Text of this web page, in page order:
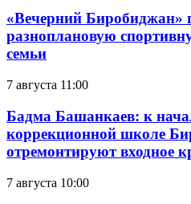
«Вечерний Биробиджан»
разноплановую
семьи
7 августа 11:00
Бадма Башанкаев: к
коррекционной школе
отремонтируют входное
7 августа 10:00